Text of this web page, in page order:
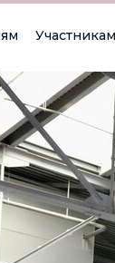
Участникам